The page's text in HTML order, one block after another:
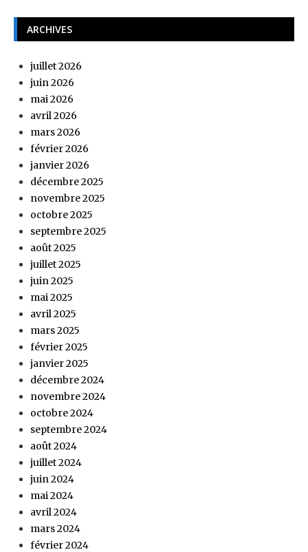
ARCHIVES
juillet 2026
juin 2026
mai 2026
avril 2026
mars 2026
février 2026
janvier 2026
décembre 2025
novembre 2025
octobre 2025
septembre 2025
août 2025
juillet 2025
juin 2025
mai 2025
avril 2025
mars 2025
février 2025
janvier 2025
décembre 2024
novembre 2024
octobre 2024
septembre 2024
août 2024
juillet 2024
juin 2024
mai 2024
avril 2024
mars 2024
février 2024